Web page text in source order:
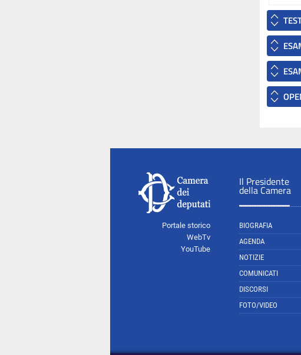
Portale storico
WebTv
YouTube
Il Presidente
della Camera
BIOGRAFIA
AGENDA
NOTIZIE
COMUNICATI
DISCORSI
FOTO/VIDEO